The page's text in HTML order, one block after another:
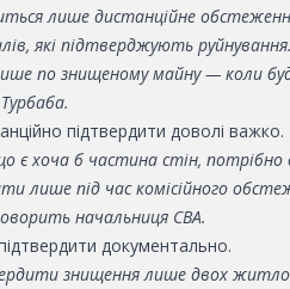
лише дистанційне
які підтверджують руйнування.
по знищеному майну — коли
підтвердити доволі важко.
хоча б частина стін, потрібно
лише під час комісійного
начальниця СВА.
документально.
знищення лише двох